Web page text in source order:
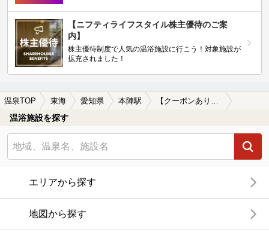
【ニフティライフスタイル株主優待のご案
内】
株主優待制度で人気の温浴施設に行こう！対象施設が
拡充されました！
温泉TOP 東海 愛知県 本陣駅
温浴施設を探す
エリアから探す
地図から探す